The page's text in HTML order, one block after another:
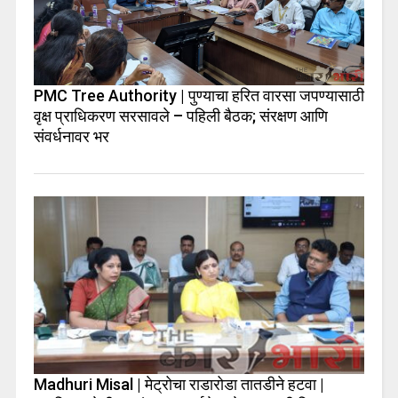
PMC Tree Authority | पुण्याचा हरित वारसा जपण्यासाठी
वृक्ष प्राधिकरण सरसावले – पहिली बैठक; संरक्षण आणि
संवर्धनावर भर
Madhuri Misal | मेट्रोचा राडारोडा तातडीने हटवा |